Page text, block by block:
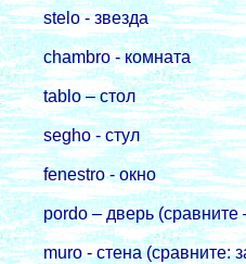
stelo - звезда
chambro - комната
tаblo – стол
segho - стул
fenestro - окно
pordo – двеpь (сравните
muro - стена (сpавните: